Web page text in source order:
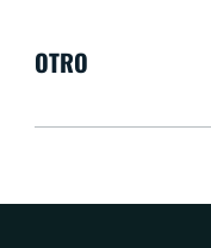
OTRO